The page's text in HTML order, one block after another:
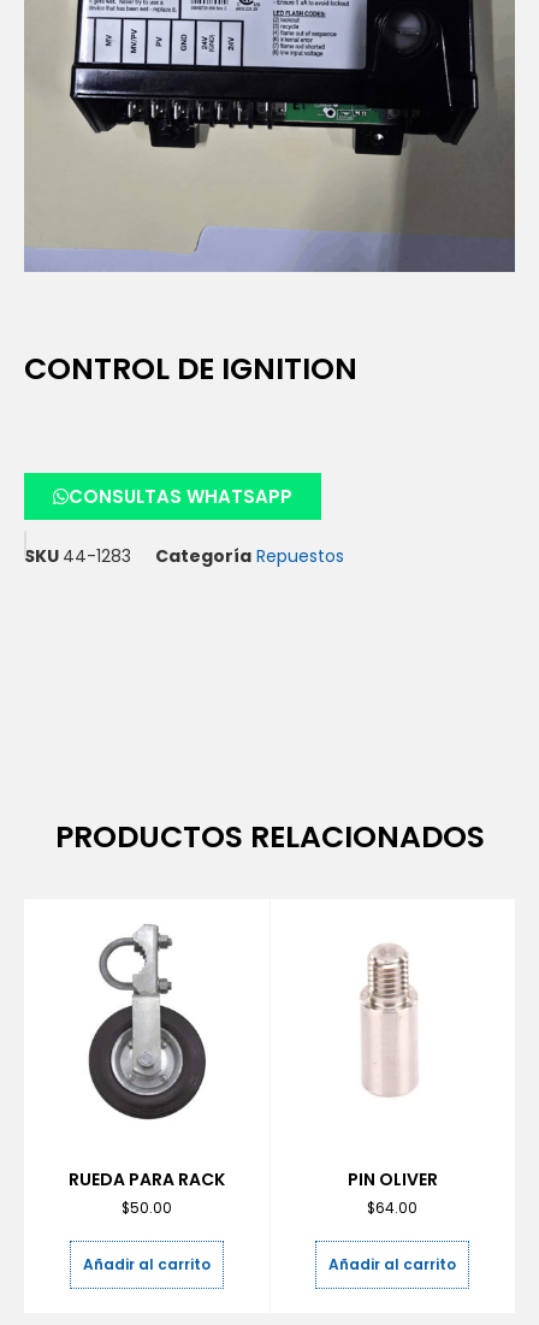
CONTROL DE IGNITION
CONSULTAS WHATSAPP
SKU 44-1283 Categoría Repuestos
PRODUCTOS RELACIONADOS
RUEDA PARA RACK
$50.00
Añadir al carrito
PIN OLIVER
$64.00
Añadir al carrito